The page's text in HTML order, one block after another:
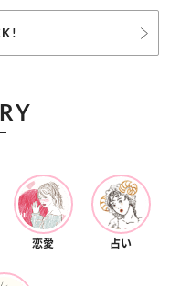
恋愛 占い